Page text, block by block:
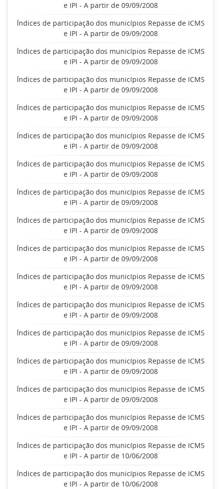
e IPI - A partir de 09/09/2008
Índices de participação dos municípios Repasse de ICMS
e IPI - A partir de 09/09/2008
Índices de participação dos municípios Repasse de ICMS
e IPI - A partir de 09/09/2008
Índices de participação dos municípios Repasse de ICMS
e IPI - A partir de 09/09/2008
Índices de participação dos municípios Repasse de ICMS
e IPI - A partir de 09/09/2008
Índices de participação dos municípios Repasse de ICMS
e IPI - A partir de 09/09/2008
Índices de participação dos municípios Repasse de ICMS
e IPI - A partir de 09/09/2008
Índices de participação dos municípios Repasse de ICMS
e IPI - A partir de 09/09/2008
Índices de participação dos municípios Repasse de ICMS
e IPI - A partir de 09/09/2008
Índices de participação dos municípios Repasse de ICMS
e IPI - A partir de 09/09/2008
Índices de participação dos municípios Repasse de ICMS
e IPI - A partir de 09/09/2008
Índices de participação dos municípios Repasse de ICMS
e IPI - A partir de 09/09/2008
Índices de participação dos municípios Repasse de ICMS
e IPI - A partir de 09/09/2008
Índices de participação dos municípios Repasse de ICMS
e IPI - A partir de 09/09/2008
Índices de participação dos municípios Repasse de ICMS
e IPI - A partir de 09/09/2008
Índices de participação dos municípios Repasse de ICMS
e IPI - A partir de 09/09/2008
Índices de participação dos municípios Repasse de ICMS
e IPI - A partir de 10/06/2008
Índices de participação dos municípios Repasse de ICMS
e IPI - A partir de 10/06/2008